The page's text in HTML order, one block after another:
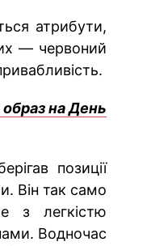
атрибути,
— червоний
на День
позиції
Він так само
з легкістю
Водночас